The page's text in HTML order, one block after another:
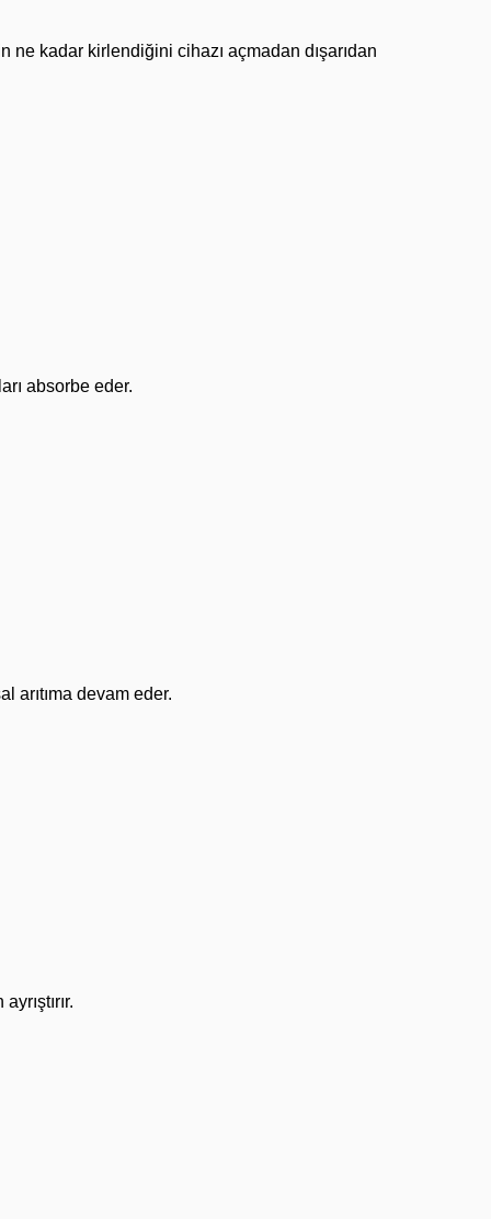
ne kadar kirlendiğini cihazı açmadan dışarıdan
absorbe eder.
arıtıma devam eder.